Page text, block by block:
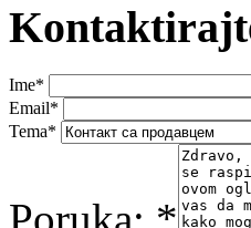
Ime*
Email*
Tema*
Poruka: *